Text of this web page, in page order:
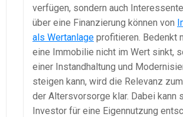
verfügen, sondern auch
über eine Finanzierung können von
als Wertanlage profitieren. Bedenkt
eine Immobilie nicht im Wert sinkt,
einer Instandhaltung und
steigen kann, wird die Relevanz
der Altersvorsorge klar. Dabei kann
Investor für eine Eigennutzung